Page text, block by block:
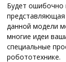
Будет ошибочно
данной модели
многие идеи
специальные
робототехнике.